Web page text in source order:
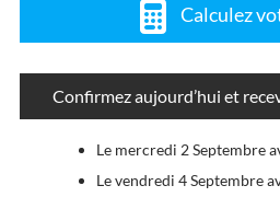
Calculez
Confirmez aujourd’hui et
Le mercredi 2 Septembre
Le vendredi 4 Septembre